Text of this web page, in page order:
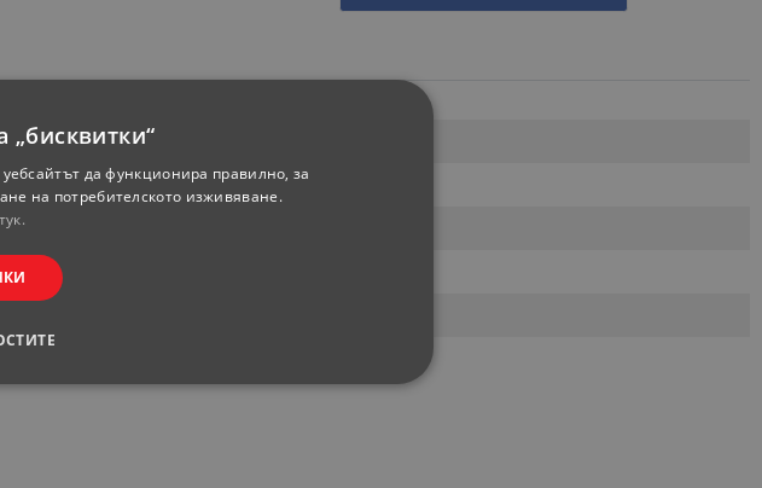
„бисквитки“
да функционира правилно, за
на потребителското изживяване.